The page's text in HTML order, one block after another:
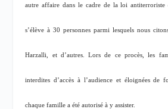
autre affaire dans le cadre de la loi antiterroriste
s’élève à 30 personnes parmi lesquels nous
Harzalli, et d’autres. Lors de ce procès, les
interdites d’accès à l’audience et éloignées de
chaque famille a été autorisé à y assister.